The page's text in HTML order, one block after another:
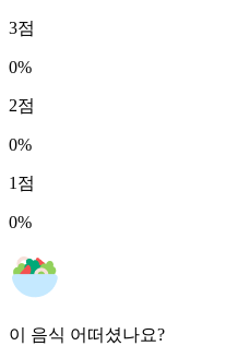
3점
0%
2점
0%
1 점
0%
이 음식 어떠셨나요?